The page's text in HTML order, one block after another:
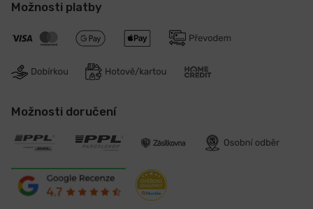
Možnosti platby
Možnosti doručení